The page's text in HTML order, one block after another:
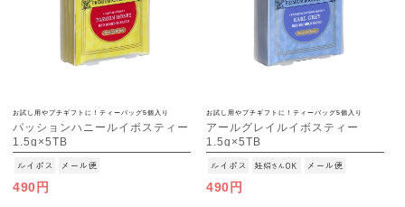
お試し用やプチギフトに！ティーバッグ5個入り
パッションハニールイボスティー
1.5g×5TB
[M便 1/15]
490円
お試し用やプチギフトに！ティーバッグ5個入り
アールグレイルイボスティー
1.5g×5TB
[M便 1/15]
490円